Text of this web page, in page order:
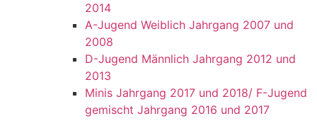
2014
A-Jugend Weiblich Jahrgang 2007 und
2008
D-Jugend Männlich Jahrgang 2012 und
2013
Minis Jahrgang 2017 und 2018/ F-Jugend
gemischt Jahrgang 2016 und 2017